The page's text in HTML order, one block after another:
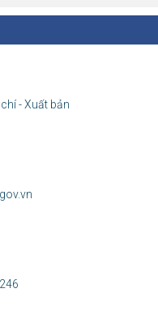
- Xuất bản